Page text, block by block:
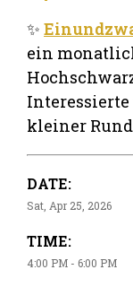
✨
ein
kleiner
DATE:
Sat, Apr 25, 2026
TIME:
4:00 PM - 6:00 PM